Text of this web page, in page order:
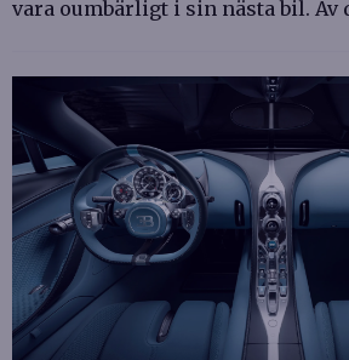
vara oumbärligt i sin nästa bil. Av